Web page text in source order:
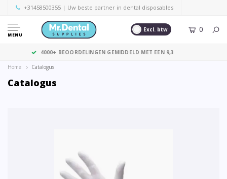
+31458500355 | Uw beste partner in dental disposables
MENU
Excl. btw 0
GRATIS VERZENDING VANAF € 125,- (EXCL. BTW)
Home Catalogus
Catalogus